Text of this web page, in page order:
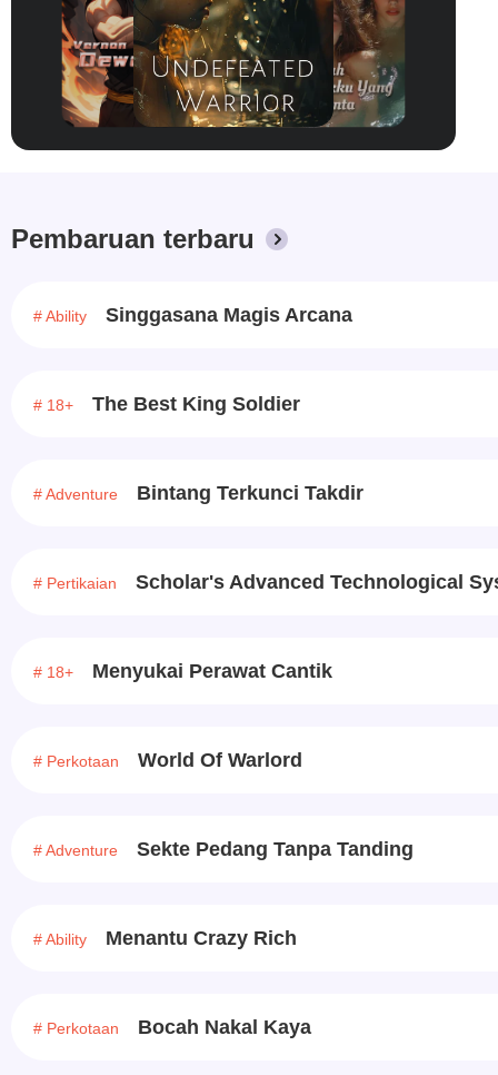
tidak dapat diprediksi! Kakak keenam,
Vanessa Xiao, seorang aktris ternama!
Kakak ketujuh, Felly Luo, memiliki identitas
yang luar biasa ... Lima belas tahun yang
lalu, kalian memperlakukanku seperti
Pembaruan terbaru
# Ability Singgasana Magis Arcana
# 18+ The Best King Soldier
# Adventure Bintang Terkunci Takdir
# Pertikaian Scholar's Advanced Technological
# 18+ Menyukai Perawat Cantik
# Perkotaan World Of Warlord
# Adventure Sekte Pedang Tanpa Tanding
# Ability Menantu Crazy Rich
# Perkotaan Bocah Nakal Kaya